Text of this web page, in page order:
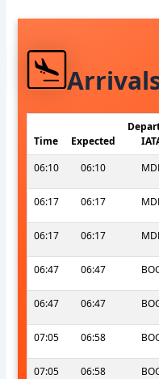
Time Expected
06:10
06:10
06:17 06:17
06:17 06:17
06:47 06:47
06:47 06:47
07:05 06:58
07:05 06:58